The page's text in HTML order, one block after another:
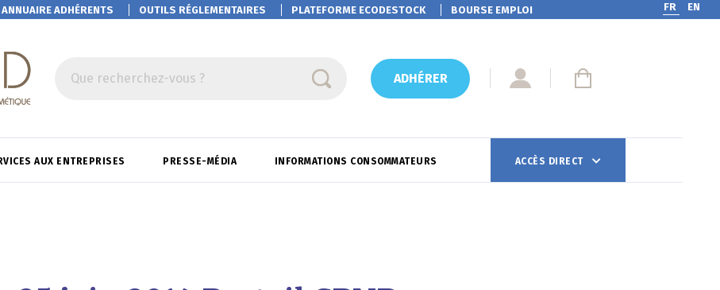
ANNUAIRE ADHÉRENTS OUTILS RÉGLEMENTAIRES PLATEFORMEECODESTOCK BOURSE EMPLOI FR EN
Que recherchez-vous ? ADHÉRER
AUX ENTREPRISES PRESSE-MÉDIA INFORMATIONS CONSOMMATEURS ACCÈS DIRECT